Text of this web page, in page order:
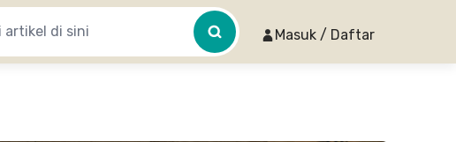
Masuk / Daftar